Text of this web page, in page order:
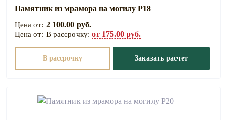
Памятник из мрамора на могилу Р18
2 100.00 руб.
В рассрочку: от 175.00 руб.
В рассрочку Заказать расчет